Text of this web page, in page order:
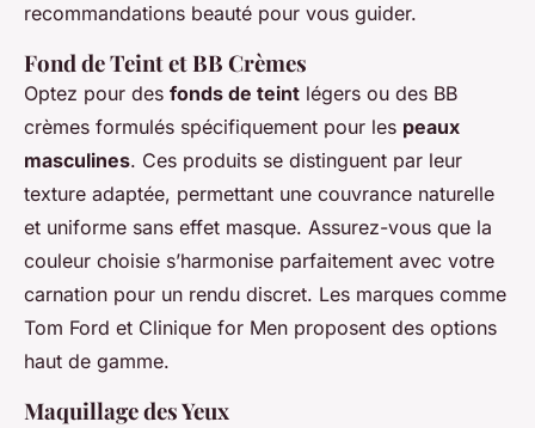
recommandations beauté pour vous guider.
Fond de Teint et BB Crèmes
Optez pour des fonds de teint légers ou des BB
crèmes formulés spécifiquement pour les peaux
masculines. Ces produits se distinguent par leur
texture adaptée, permettant une couvrance naturelle
et uniforme sans effet masque. Assurez-vous que la
couleur choisie s’harmonise parfaitement avec votre
carnation pour un rendu discret. Les marques comme
Tom Ford et Clinique for Men proposent des options
haut de gamme.
Maquillage des Yeux